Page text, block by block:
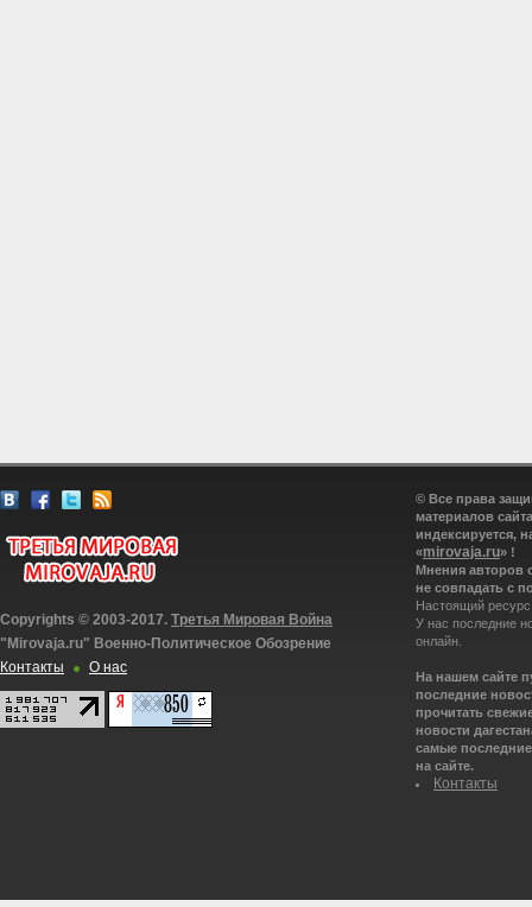
Copyrights © 2003-2017. Третья Мировая Война
"Mirovaja.ru" Военно-Политическое Обозрение
Контакты
О нас
© Все права
материалов
индексируется,
«mirovaja.ru» !
Мнения авторов
не совпадать с
Настоящий
У нас последние
онлайн.
На нашем сайте
последние
прочитать
новости
самые
на сайте.
Контакты